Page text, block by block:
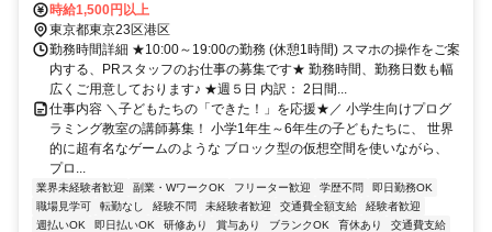
時給1,500円以上
東京都東京23区港区
勤務時間詳細 ★10:00～19:00の勤務 (休憩1時間) スマホの操作をご案
内する、PRスタッフのお仕事の募集です★ 勤務時間、勤務日数も幅
広くご用意しております♪ ★週５日 内訳： 2日間...
仕事内容 ＼子どもたちの「できた！」を応援★／ 小学生向けプログ
ラミング教室の講師募集！ 小学1年生～6年生の子どもたちに、 世界
的に超有名なゲームのような ブロック型の仮想空間を使いながら、
プロ...
業界未経験者歓迎 副業・WワークOK フリーター歓迎 学歴不問
即日勤務OK
職場見学可
転勤なし 経験不問 未経験者歓迎 交通費全額支給
経験者歓迎
週払いOK
即日払いOK 研修あり 賞与あり ブランクOK 育休あり
交通費支給